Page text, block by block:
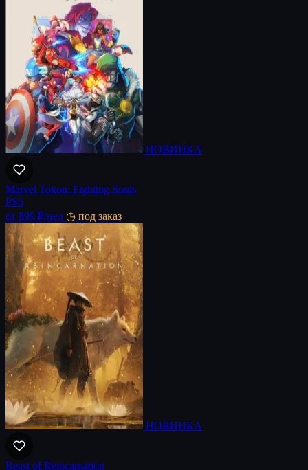
НОВИНКА
Marvel Tokon: Fighting Souls
PS5
от 899 ₽/нед ◷ под заказ
НОВИНКА
Beast of Reincarnation